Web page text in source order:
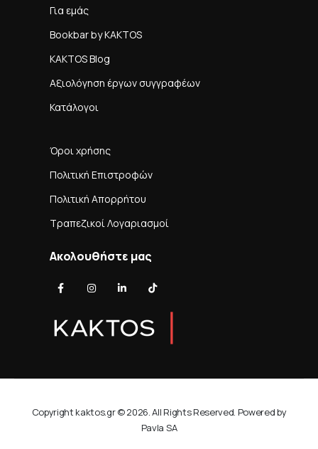
Για εμάς
Bookbar by KAKTOS
KAKTOS Blog
Αξιολόγηση έργων συγγραφέων
Κατάλογοι
Όροι χρήσης
Πολιτική Επιστροφών
Πολιτική Απορρήτου
Τραπεζικοί Λογαριασμοί
Ακολουθήστε μας
Copyright kaktos.gr © 2026. All Rights Reserved. Powered by
Pavla SA